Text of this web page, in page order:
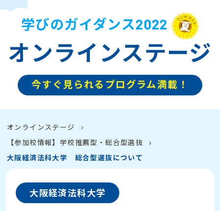
学びのガイダンス2022
オンラインステージ
今すぐ見られるプログラム満載！
オンラインステージ
【参加校情報】学校推薦型・総合型選抜
大阪経済法科大学 総合型選抜について
大阪経済法科大学